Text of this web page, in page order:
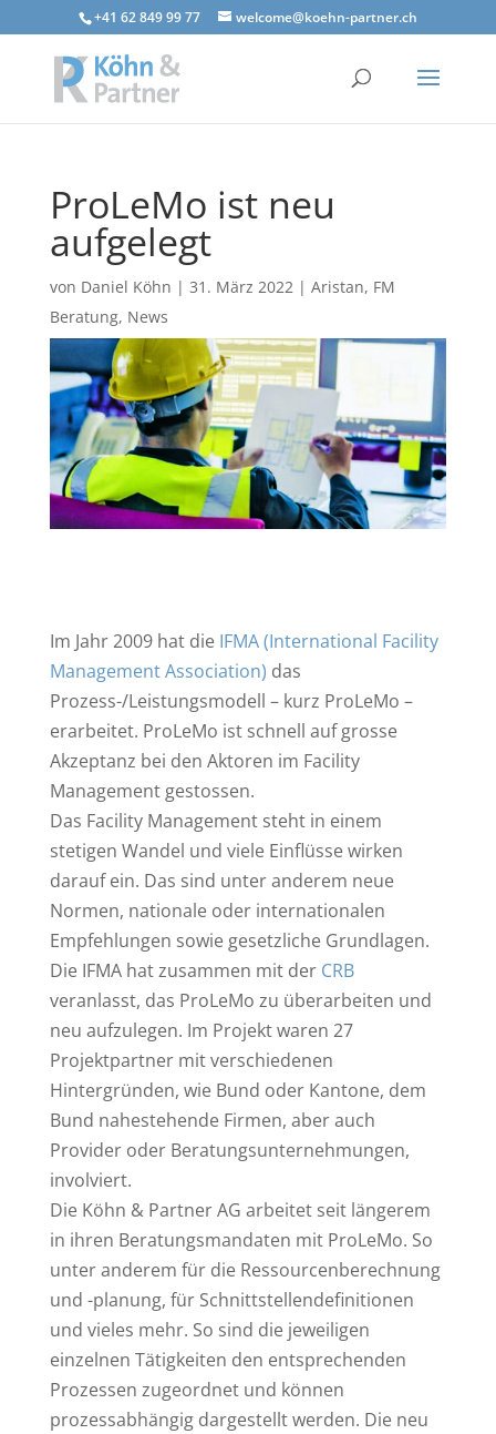
+41 62 849 99 77 welcome@koehn-partner.ch
ProLeMo ist neu
aufgelegt
von Daniel Köhn | 31. März 2022| Aristan, FM
Beratung, News
Im Jahr 2009 hat die IFMA (International Facility
Management Association) das
Prozess-/Leistungsmodell – kurz ProLeMo –
erarbeitet. ProLeMo ist schnell auf grosse
Akzeptanz bei den Aktoren im Facility
Management gestossen.
Das Facility Management steht in einem
stetigen Wandel und viele Einflüsse wirken
darauf ein. Das sind unter anderem neue
Normen, nationale oder internationalen
Empfehlungen sowie gesetzliche Grundlagen.
Die IFMA hat zusammen mit der CRB
veranlasst, das ProLeMo zu überarbeiten und
neu aufzulegen. Im Projekt waren 27
Projektpartner mit verschiedenen
Hintergründen, wie Bund oder Kantone, dem
Bund nahestehende Firmen, aber auch
Provider oder Beratungsunternehmungen,
involviert.
Die Köhn & Partner AG arbeitet seit längerem
in ihren Beratungsmandaten mit ProLeMo. So
unter anderem für die Ressourcenberechnung
und -planung, für Schnittstellendefinitionen
und vieles mehr. So sind die jeweiligen
einzelnen Tätigkeiten den entsprechenden
Prozessen zugeordnet und können
prozessabhängig dargestellt werden. Die neu